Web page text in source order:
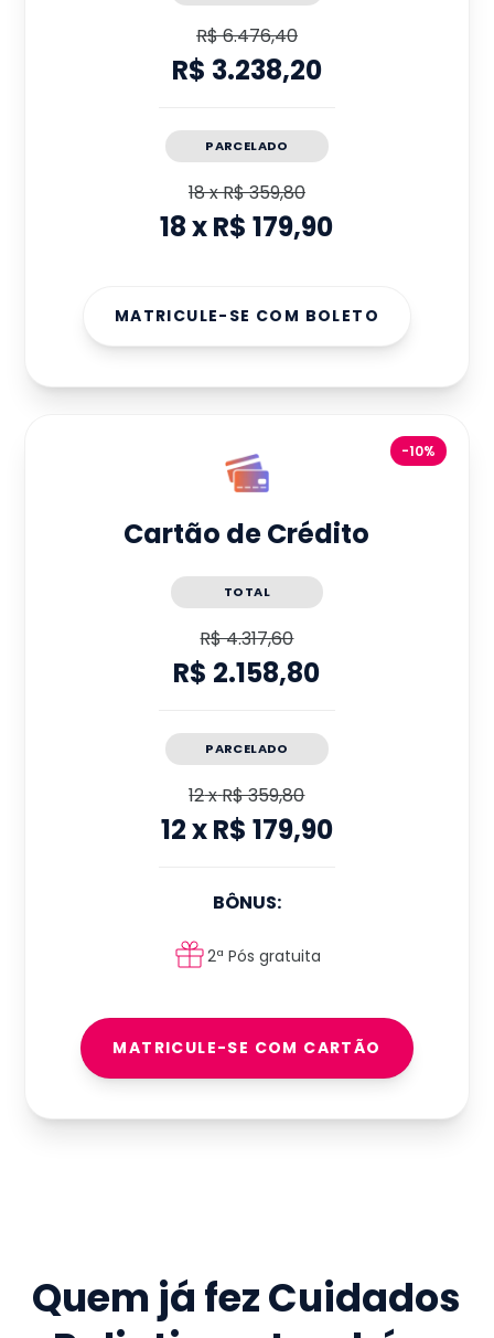
R$ 6.476,40
R$ 3.238,20
PARCELADO
18xR$ 359,80
18xR$ 179,90
MATRICULE-SE COM BOLETO
-10%
Cartão de Crédito
TOTAL
R$ 4.317,60
R$ 2.158,80
PARCELADO
12xR$ 359,80
12xR$ 179,90
BÔNUS:
2ª Pós gratuita
MATRICULE-SE COM CARTÃO
Quem já fezCuidados